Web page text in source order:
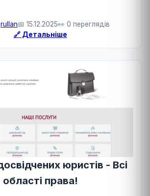
rullan📅 15.12.2025👀 0 переглядів
🔗 Детальніше
юристів - Всі
області права!